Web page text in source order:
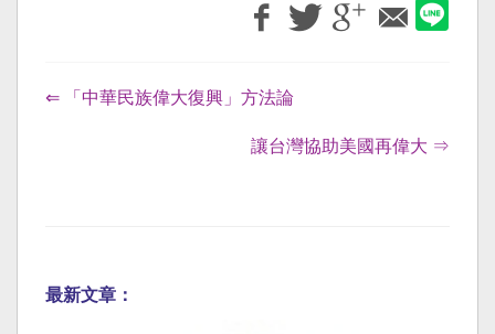
⇐ 「中華民族偉大復興」方法論
讓台灣協助美國再偉大 ⇒
最新文章：